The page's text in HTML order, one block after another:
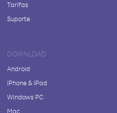
Tarifas
Suporte
DOWNLOAD
Android
iPhone & iPad
Windows PC
Mac